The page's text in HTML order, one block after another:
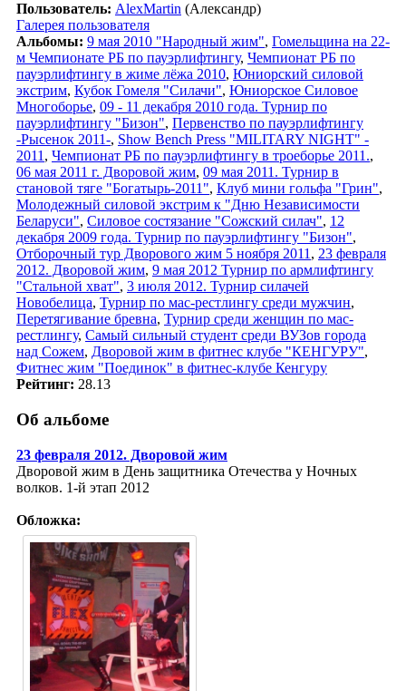
Пользователь: AlexMartin (Александр)
Галерея пользователя
Альбомы: 9 мая 2010 "Народный жим", Гомельщина на 22-
м Чемпионате РБ по пауэрлифтингу, Чемпионат РБ по
пауэрлифтингу в жиме лёжа 2010, Юниорский силовой
экстрим, Кубок Гомеля "Силачи", Юниорское Силовое
Многоборье, 09 - 11 декабря 2010 года. Турнир по
пауэрлифтингу "Бизон", Первенство по пауэрлифтингу
-Рысенок 2011-, Show Bench Press "MILITARY NIGHT" -
2011 , Чемпионат РБ по пауэрлифтингу в троеборье 2011.,
06 мая 2011 г. Дворовой жим, 09 мая 2011. Турнир в
становой тяге "Богатырь-2011", Клуб мини гольфа "Грин",
Молодежный силовой экстрим к "Дню Независимости
Беларуси", Силовое состязание "Сожский силач", 12
декабря 2009 года. Турнир по пауэрлифтингу "Бизон",
Отборочный тур Дворового жим 5 ноября 2011 , 23 февраля
2012. Дворовой жим, 9 мая 2012 Турнир по армлифтингу
"Стальной хват", 3 июля 2012. Турнир силачей
Новобелица, Турнир по мас-рестлингу среди мужчин,
Перетягивание бревна, Турнир среди женщин по мас-
рестлингу, Самый сильный студент среди ВУЗов города
над Сожем, Дворовой жим в фитнес клубе "КЕНГУРУ",
Фитнес жим "Поединок" в фитнес-клубе Кенгуру
Рейтинг: 28.13
Об альбоме
23 февраля 2012. Дворовой жим
Дворовой жим в День защитника Отечества у Ночных
волков. 1-й этап 2012
Обложка: